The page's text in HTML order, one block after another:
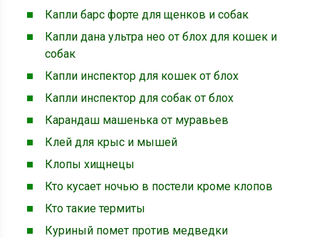
Капли барс форте для щенков и собак
Капли дана ультра нео от блох для кошек и
собак
Капли инспектор для кошек от блох
Капли инспектор для собак от блох
Карандаш машенька от муравьев
Клей для крыс и мышей
Клопы хищнецы
Кто кусает ночью в постели кроме клопов
Кто такие термиты
Куриный помет против медведки